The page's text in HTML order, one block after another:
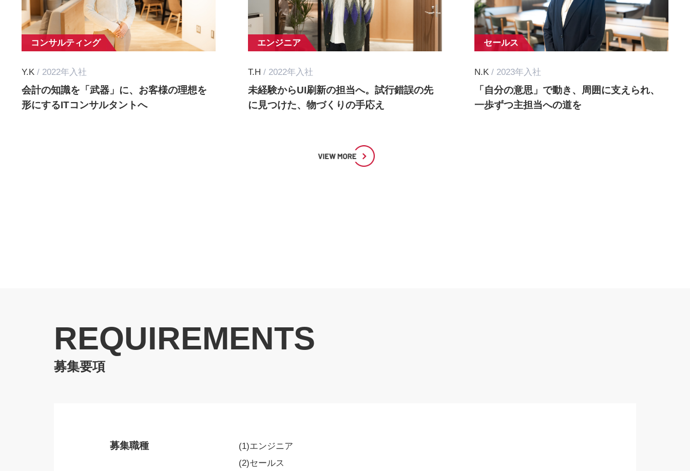
コンサルティング
Y.K / 2022年入社
会計の知識を「武器」に、お客様の理想を
形にするITコンサルタントへ
エンジニア
T.H / 2022年入社
未経験からUI刷新の担当へ。試行錯誤の先
に見つけた、物づくりの手応え
セールス
N.K / 2023年入社
「自分の意思」で動き、周囲に支えられ、
一歩ずつ主担当への道を
REQUIREMENTS
募集要項
募集職種
(1)エンジニア
(2)セールス